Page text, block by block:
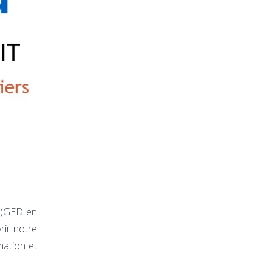
en
notre
et